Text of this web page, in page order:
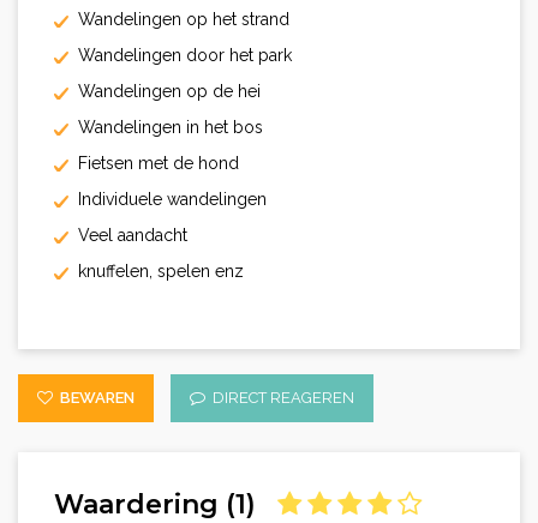
Wandelingen op het strand
Wandelingen door het park
Wandelingen op de hei
Wandelingen in het bos
Fietsen met de hond
Individuele wandelingen
Veel aandacht
knuffelen, spelen enz
BEWAREN DIRECT REAGEREN
Waardering (1)